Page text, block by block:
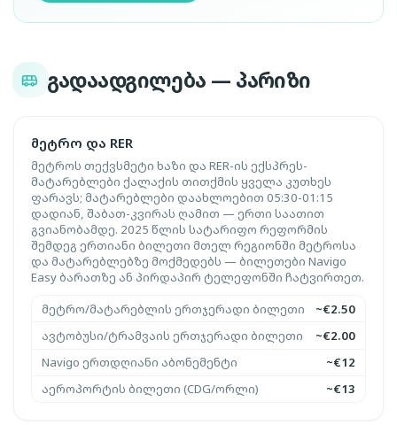
გადაადგილება — პარიზი
მეტრო და RER
მეტროს თექვსმეტი ხაზი და RER-ის ექსპრეს-
მატარებლები ქალაქის თითქმის ყველა კუთხეს
ფარავს; მატარებლები დაახლოებით 05:30-01:15
დადიან, შაბათ-კვირას ღამით — ერთი საათით
გვიანობამდე. 2025 წლის სატარიფო რეფორმის
შემდეგ ერთიანი ბილეთი მთელ რეგიონში მეტროსა
და მატარებლებზე მოქმედებს — ბილეთები Navigo
Easy ბარათზე ან პირდაპირ ტელეფონში ჩატვირთეთ.
მეტრო/მატარებლის ერთჯერადი ბილეთი
~€2.50
ავტობუსი/ტრამვაის ერთჯერადი ბილეთი
~€2.00
Navigo ერთდღიანი აბონემენტი
~€12
აეროპორტის ბილეთი (CDG/ორლი)
~€13